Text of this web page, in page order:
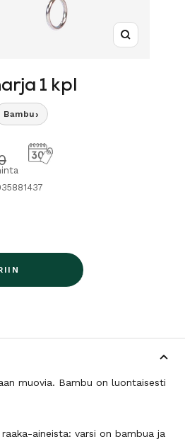
Suurenna
1 kpl
Bambu›
muovia. Bambu on luontaisesti
aineista: varsi on bambua ja